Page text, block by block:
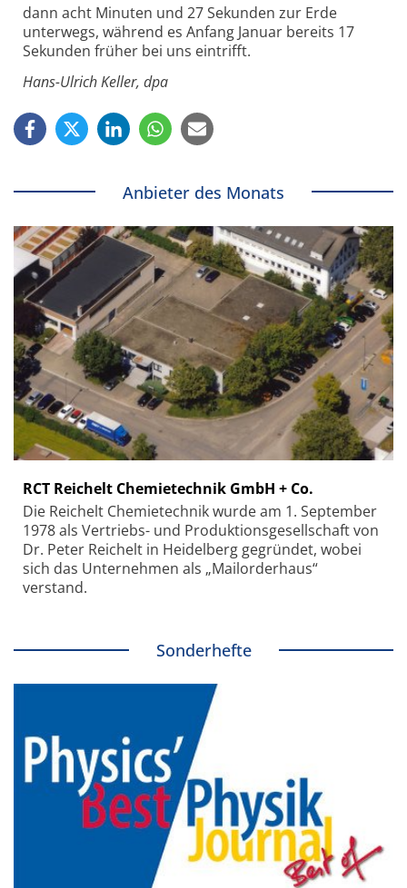
dann acht Minuten und 27 Sekunden zur Erde
unterwegs, während es Anfang Januar bereits 17
Sekunden früher bei uns eintrifft.
Hans-Ulrich Keller, dpa
Anbieter des Monats
RCT Reichelt Chemietechnik GmbH + Co.
Die Reichelt Chemietechnik wurde am 1. September
1978 als Vertriebs- und Produktionsgesellschaft von
Dr. Peter Reichelt in Heidelberg gegründet, wobei
sich das Unternehmen als „Mailorderhaus“
verstand.
Sonderhefte